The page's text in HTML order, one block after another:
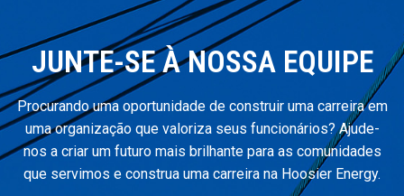
JUNTE-SE À NOSSA EQUIPE
Procurando uma oportunidade de construir uma carreira em
uma organização que valoriza seus funcionários? Ajude-
nos a criar um futuro mais brilhante para as comunidades
que servimos e construa uma carreira na Hoosier Energy.